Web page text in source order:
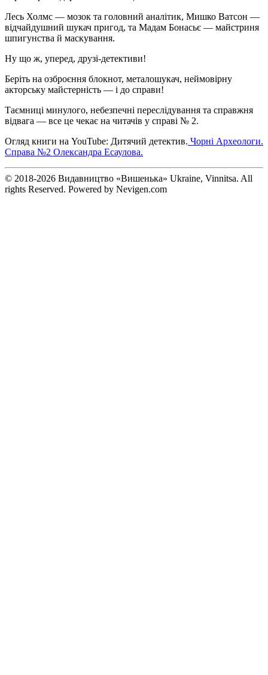
Лесь Холмс — мозок та головний аналітик, Мишко Ватсон —
відчайдушний шукач пригод, та Мадам Бонасьє — майстриня
шпигунства й маскування.
Ну що ж, уперед, друзі-детективи!
Беріть на озброєння блокнот, металошукач, неймовірну
акторську майстерність — і до справи!
Таємниці минулого, небезпечні переслідування та справжня
відвага — все це чекає на читачів у справі № 2.
Огляд книги на YouTube: Дитячий детектив. Чорні Археологи.
Справа №2 Олександра Есаулова.
© 2018-2026 Видавництво «Вишенька» Ukraine, Vinnitsa. All
rights Reserved. Powered by Nevigen.com